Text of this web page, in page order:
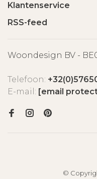
Klantenservice
RSS-feed
Woondesign BV -
Telefoon:
E-mail: [email
©